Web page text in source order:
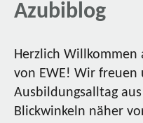
Azubiblog
Herzlich Willkommen
von EWE! Wir freuen
Ausbildungsalltag
Blickwinkeln näher